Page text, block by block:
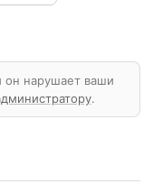
он нарушает ваши
.